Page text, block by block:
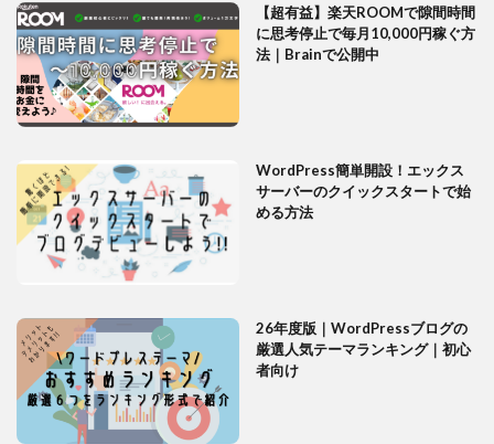
【超有益】楽天ROOMで隙間時間
に思考停止で毎月10,000円稼ぐ方
法｜Brainで公開中
WordPress簡単開設！エックス
サーバーのクイックスタートで始
める方法
26年度版｜WordPressブログの
厳選人気テーマランキング｜初心
者向け